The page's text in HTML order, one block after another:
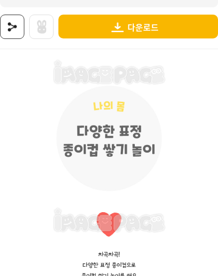
다운로드
태그 : 다양한표정종이컵쌓기놀이, 나의감정, 감정, 표정, 감정활동, 감정표정, 감정표현, 감
추가 설명 : 해당 상품에 대한 상세 정보는 이미지로 제공됩니다.